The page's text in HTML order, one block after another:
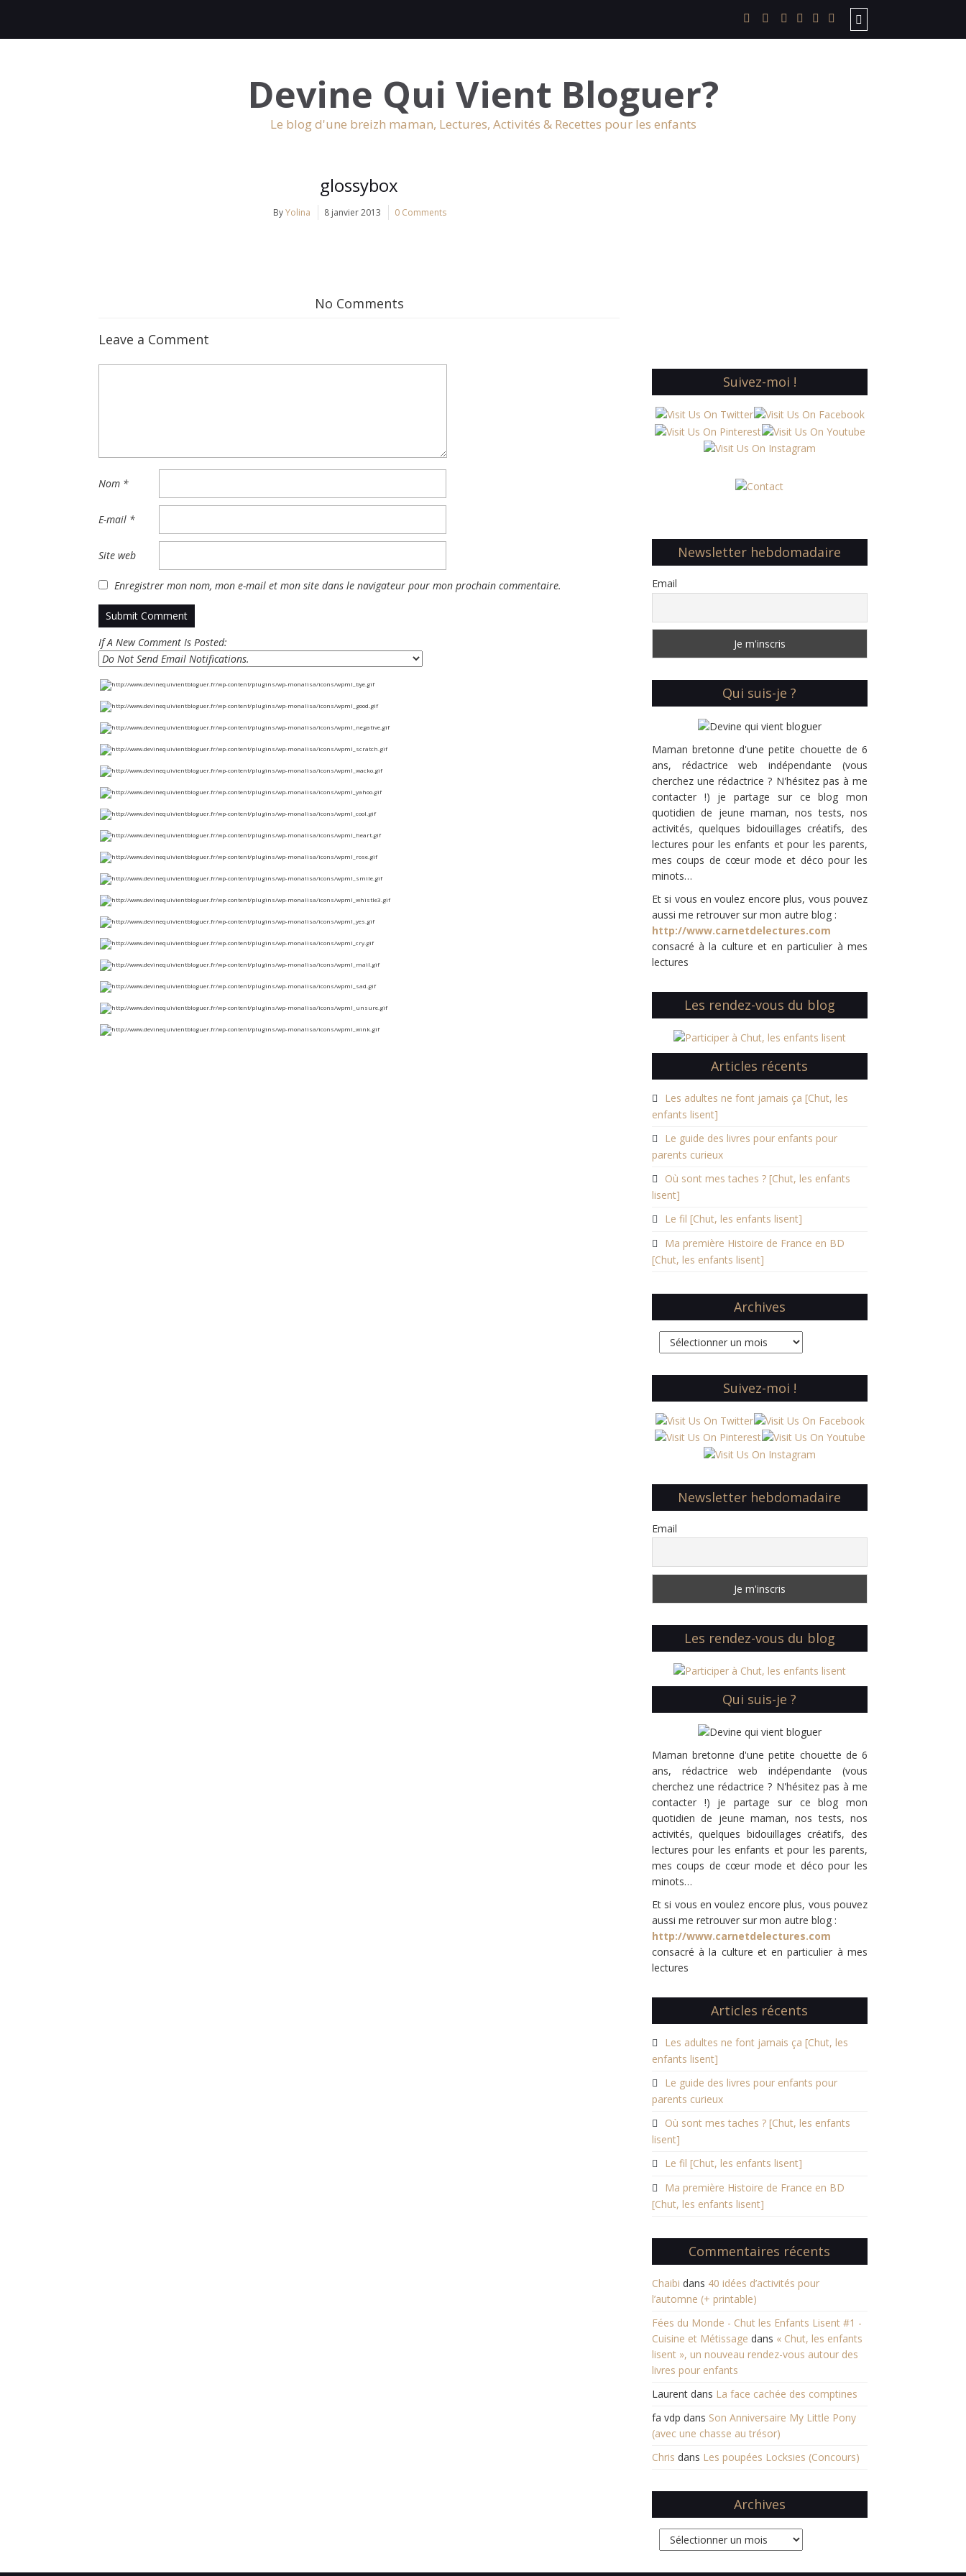
Devine Qui Vient Bloguer?
Le blog d'une breizh maman, Lectures, Activités & Recettes pour les enfants
glossybox
ByYolina 8 janvier 2013 0 Comments
No Comments
Leave a Comment
Nom *
E-mail *
Site web
Enregistrer mon nom, mon e-mail et mon site dans le navigateur pour mon prochain commentaire.
If A New Comment Is Posted:
Suivez-moi !
Newsletter hebdomadaire
Email
Qui suis-je ?
Maman bretonne d'une petite chouette de 6
ans, rédactrice web indépendante (vous
cherchez une rédactrice ? N'hésitez pas à me
contacter !) je partage sur ce blog mon
quotidien de jeune maman, nos tests, nos
activités, quelques bidouillages créatifs, des
lectures pour les enfants et pour les parents,
mes coups de cœur mode et déco pour les
minots…
Et si vous en voulez encore plus, vous pouvez
aussi me retrouver sur mon autre blog :
http://www.carnetdelectures.com
consacré à la culture et en particulier à mes
lectures
Les rendez-vous du blog
Articles récents
Les adultes ne font jamais ça [Chut, les
enfants lisent]
Le guide des livres pour enfants pour
parents curieux
Où sont mes taches ? [Chut, les enfants
lisent]
Le fil [Chut, les enfants lisent]
Ma première Histoire de France en BD
[Chut, les enfants lisent]
Archives
Archives
Suivez-moi !
Newsletter hebdomadaire
Email
Les rendez-vous du blog
Qui suis-je ?
Maman bretonne d'une petite chouette de 6
ans, rédactrice web indépendante (vous
cherchez une rédactrice ? N'hésitez pas à me
contacter !) je partage sur ce blog mon
quotidien de jeune maman, nos tests, nos
activités, quelques bidouillages créatifs, des
lectures pour les enfants et pour les parents,
mes coups de cœur mode et déco pour les
minots…
Et si vous en voulez encore plus, vous pouvez
aussi me retrouver sur mon autre blog :
http://www.carnetdelectures.com
consacré à la culture et en particulier à mes
lectures
Articles récents
Les adultes ne font jamais ça [Chut, les
enfants lisent]
Le guide des livres pour enfants pour
parents curieux
Où sont mes taches ? [Chut, les enfants
lisent]
Le fil [Chut, les enfants lisent]
Ma première Histoire de France en BD
[Chut, les enfants lisent]
Commentaires récents
Chaibi dans 40 idées d’activités pour
l’automne (+ printable)
Fées du Monde - Chut les Enfants Lisent #1 -
Cuisine et Métissage dans « Chut, les enfants
lisent », un nouveau rendez-vous autour des
livres pour enfants
Laurentdans La face cachée des comptines
fa vdp dans Son Anniversaire My Little Pony
(avec une chasse au trésor)
Chris dans Les poupées Locksies (Concours)
Archives
Archives